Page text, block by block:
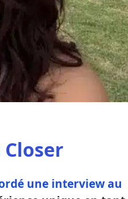
une interview au